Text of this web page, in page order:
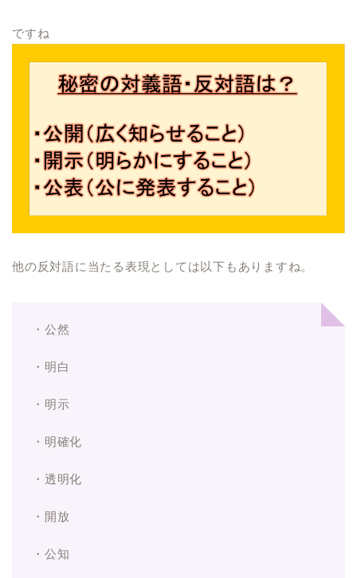
ですね
他の反対語に当たる表現としては以下もありますね。
・公然
・明白
・明示
・明確化
・透明化
・開放
・公知